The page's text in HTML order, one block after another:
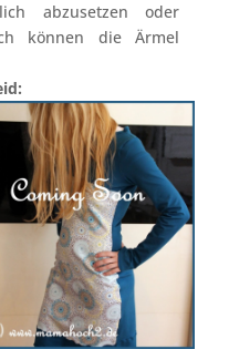
abzusetzen oder
können die Ärmel